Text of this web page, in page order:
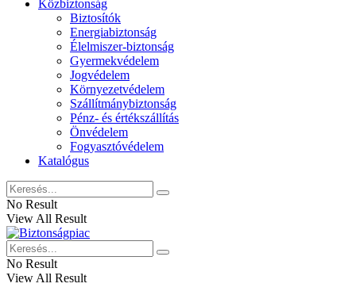
Közbiztonság
Biztosítók
Energiabiztonság
Élelmiszer-biztonság
Gyermekvédelem
Jogvédelem
Környezetvédelem
Szállítmánybiztonság
Pénz- és értékszállítás
Önvédelem
Fogyasztóvédelem
Katalógus
No Result
View All Result
No Result
View All Result